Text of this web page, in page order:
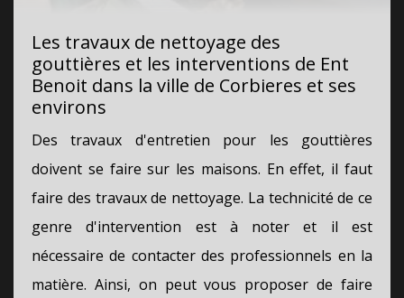
Les travaux de nettoyage des
gouttières et les interventions de Ent
Benoit dans la ville de Corbieres et ses
environs
Des travaux d'entretien pour les gouttières
doivent se faire sur les maisons. En effet, il faut
faire des travaux de nettoyage. La technicité de ce
genre d'intervention est à noter et il est
nécessaire de contacter des professionnels en la
matière. Ainsi, on peut vous proposer de faire